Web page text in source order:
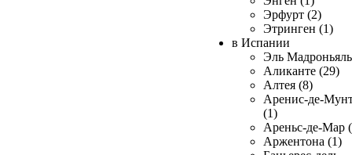
Эрфурт (2)
Этринген (1)
в Испании
Эль
Аликанте (29)
Алтея (8)
Аренис-де-
(1)
Ареньс-де-Мар
Аржентона (1)